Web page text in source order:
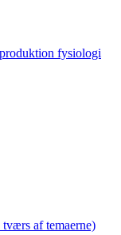
fysiologi
af temaerne)